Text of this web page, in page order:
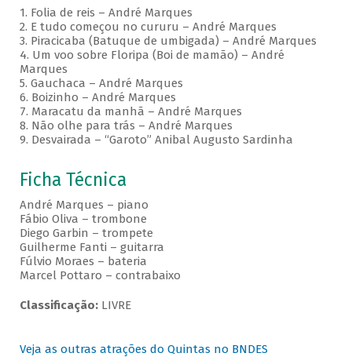
1. Folia de reis – André Marques
2. E tudo começou no cururu – André Marques
3. Piracicaba (Batuque de umbigada) – André Marques
4. Um voo sobre Floripa (Boi de mamão) – André
Marques
5. Gauchaca – André Marques
6. Boizinho – André Marques
7. Maracatu da manhã – André Marques
8. Não olhe para trás – André Marques
9. Desvairada – “Garoto” Anibal Augusto Sardinha
Ficha Técnica
André Marques – piano
Fábio Oliva – trombone
Diego Garbin – trompete
Guilherme Fanti – guitarra
Fúlvio Moraes – bateria
Marcel Pottaro – contrabaixo
Classificação: LIVRE
Veja as outras atrações do Quintas no BNDES